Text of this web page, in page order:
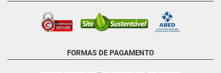
FORMAS DE PAGAMENTO